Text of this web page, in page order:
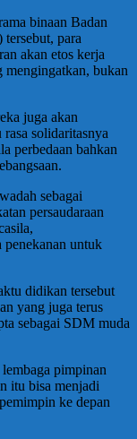
binaan Badan
para
akan etos kerja
mengingatkan, bukan
juga akan
solidaritasnya
perbedaan bahkan
sebagai
persaudaraan
penekanan untuk
didikan tersebut
yang juga terus
sebagai SDM muda
pimpinan
itu bisa menjadi
ke depan